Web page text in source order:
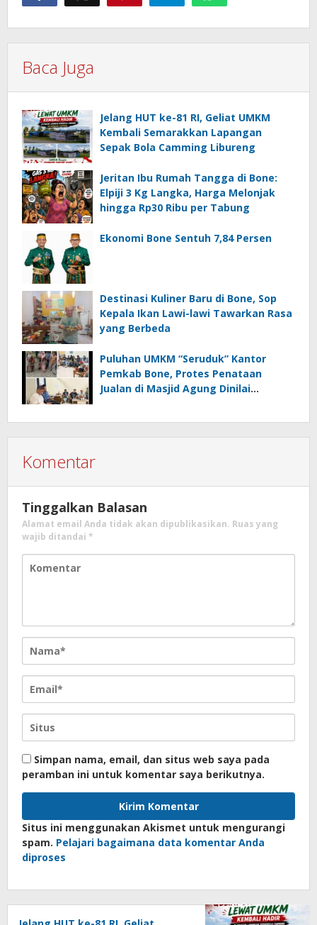
Baca Juga
Jelang HUT ke-81 RI, Geliat UMKM
Kembali Semarakkan Lapangan
Sepak Bola Camming Libureng
Jeritan Ibu Rumah Tangga di Bone:
Elpiji 3 Kg Langka, Harga Melonjak
hingga Rp30 Ribu per Tabung
Ekonomi Bone Sentuh 7,84 Persen
Destinasi Kuliner Baru di Bone, Sop
Kepala Ikan Lawi-lawi Tawarkan Rasa
yang Berbeda
Puluhan UMKM “Seruduk” Kantor
Pemkab Bone, Protes Penataan
Jualan di Masjid Agung Dinilai
Komentar
Tinggalkan Balasan
Alamat email Anda tidak akan dipublikasikan. Ruas yang
wajib ditandai *
Simpan nama, email, dan situs web saya pada
peramban ini untuk komentar saya berikutnya.
Situs ini menggunakan Akismet untuk mengurangi
spam. Pelajari bagaimana data komentar Anda
diproses